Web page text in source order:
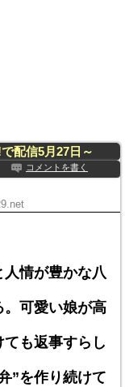
配信5月27日～
コメントを書く
情が豊かな八
可愛い娘が高
も返事すらし
”を作り続けて